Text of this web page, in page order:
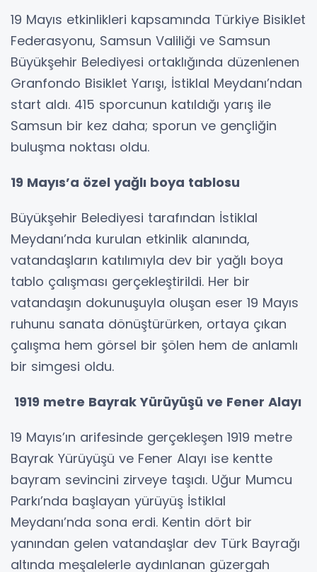
19 Mayıs etkinlikleri kapsamında Türkiye Bisiklet
Federasyonu, Samsun Valiliği ve Samsun
Büyükşehir Belediyesi ortaklığında düzenlenen
Granfondo Bisiklet Yarışı, İstiklal Meydanı’ndan
start aldı. 415 sporcunun katıldığı yarış ile
Samsun bir kez daha; sporun ve gençliğin
buluşma noktası oldu.
19 Mayıs’a özel yağlı boya tablosu
Büyükşehir Belediyesi tarafından İstiklal
Meydanı’nda kurulan etkinlik alanında,
vatandaşların katılımıyla dev bir yağlı boya
tablo çalışması gerçekleştirildi. Her bir
vatandaşın dokunuşuyla oluşan eser 19 Mayıs
ruhunu sanata dönüştürürken, ortaya çıkan
çalışma hem görsel bir şölen hem de anlamlı
bir simgesi oldu.
1919 metre Bayrak Yürüyüşü ve Fener Alayı
19 Mayıs’ın arifesinde gerçekleşen 1919 metre
Bayrak Yürüyüşü ve Fener Alayı ise kentte
bayram sevincini zirveye taşıdı. Uğur Mumcu
Parkı’nda başlayan yürüyüş İstiklal
Meydanı’nda sona erdi. Kentin dört bir
yanından gelen vatandaşlar dev Türk Bayrağı
altında meşalelerle aydınlanan güzergah